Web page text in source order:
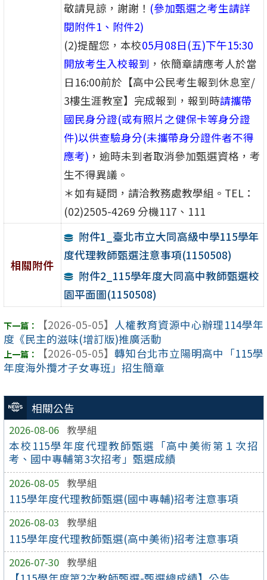
相關公告
2026-08-06 教學組
本校115學年度代理教師甄選「高中美術第１次招
考、國中專輔第3次招考」甄選成績
2026-08-05 教學組
115學年度代理教師甄選(國中專輔)招考注意事項
2026-08-03 教學組
115學年度代理教師甄選(高中美術)招考注意事項
2026-07-30 教學組
敬請見諒，謝謝！ (參加甄選之考生請詳
閱附件1、附件2)
(2)提醒您，本校05月08日(五)下午15:30
開放考生入校報到 ，依簡章請應考人於當
日16:00前於【高中公民考生報到休息室/
3樓生涯教室】完成報到，報到時請攜帶
國民身分證(或有照片之健保卡等身分證
件)以供查驗身分(未攜帶身分證件者不得
應考) ，逾時未到者取消參加甄選資格，考
生不得異議。
＊如有疑問，請洽教務處教學組。TEL：
(02)2505-4269 分機117、111
相關附件
附件1_臺北市立大同高級中學115學年
度代理教師甄選注意事項(1150508)
附件2_115學年度大同高中教師甄選校
園平面圖(1150508)
【2026-05-05】 人權教育資源中心辦理114學年
度《民主的滋味(增訂版)推廣活動
【2026-05-05】 轉知台北市立陽明高中「115學
年度海外攬才子女專班」招生簡章